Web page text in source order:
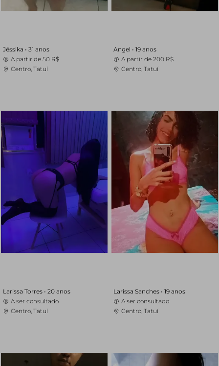
Jéssika • 31 anos
A partir de 50 R$
Centro, Tatuí
Angel • 19 anos
A partir de 200 R$
Centro, Tatuí
Larissa Torres • 20 anos
A ser consultado
Centro, Tatuí
Larissa Sanches • 19 anos
A ser consultado
Centro, Tatuí